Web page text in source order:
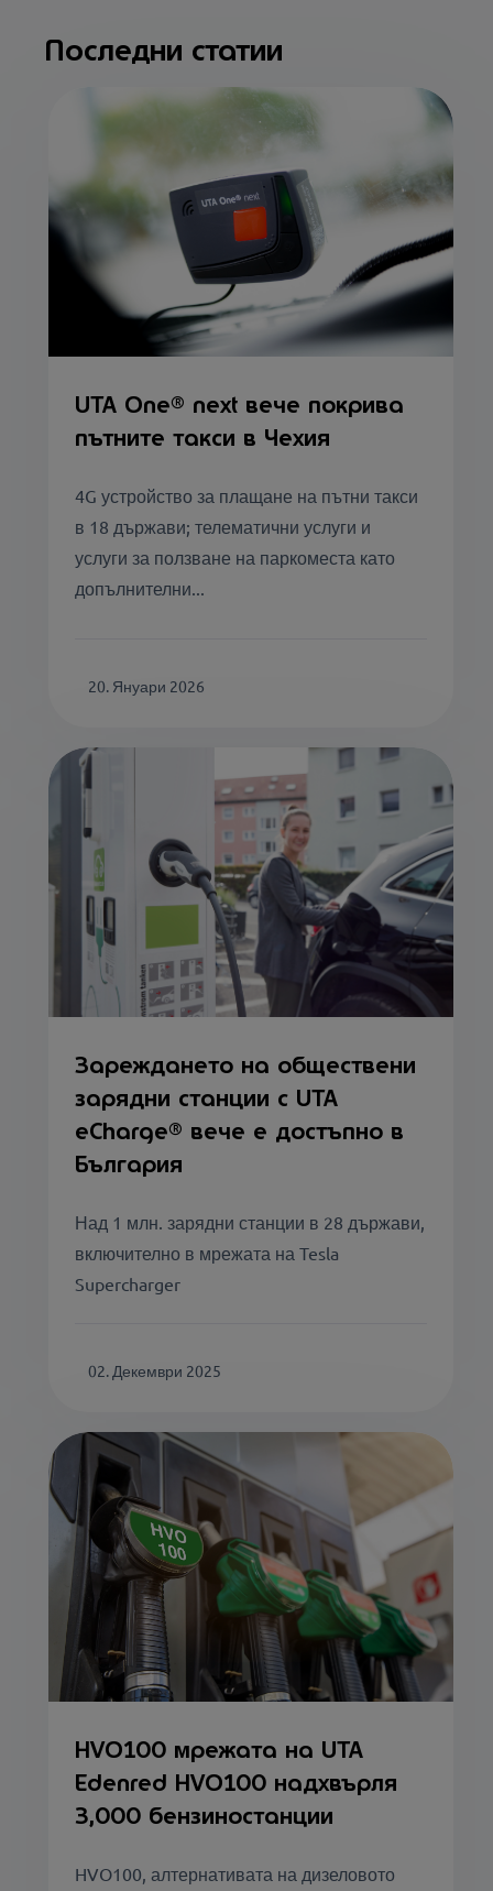
Последни статии
UTA One® next вече покрива
пътните такси в Чехия
4G устройство за плащане на пътни такси
в 18 държави; телематични услуги и
услуги за ползване на паркоместа като
допълнителни...
20. Януари 2026
Зареждането на обществени
зарядни станции с UTA
eCharge® вече е достъпно в
България
Над 1 млн. зарядни станции в 28 държави,
включително в мрежата на Tesla
Supercharger
02. Декември 2025
HVO100 мрежата на UTA
Edenred HVO100 надхвърля
3,000 бензиностанции
HVO100, алтернативата на дизеловото